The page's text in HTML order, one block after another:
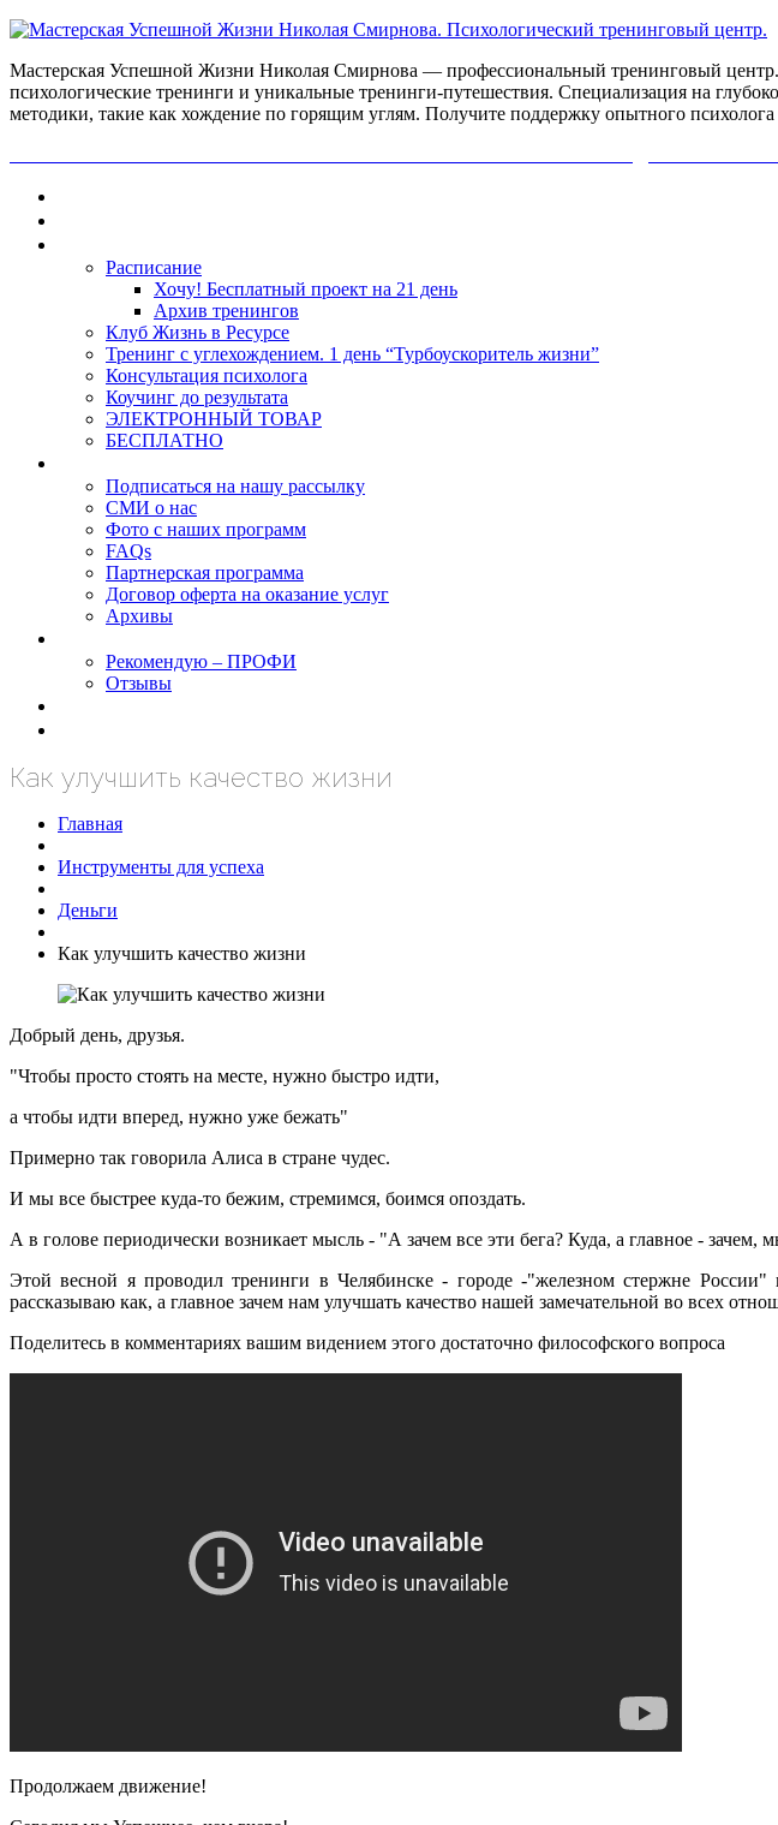
Мастерская Успешной Жизни Николая Смирнова — профессиональный тренинговый
психологические тренинги и уникальные тренинги-путешествия. Специализация на
методики, такие как хождение по горящим углям. Получите поддержку опытного
Расписание
Хочу! Бесплатный проект на 21 день
Архив тренингов
Клуб Жизнь в Ресурсе
Тренинг с углехождением. 1 день “Турбоускоритель жизни”
Консультация психолога
Коучинг до результата
ЭЛЕКТРОННЫЙ ТОВАР
БЕСПЛАТНО
Подписаться на нашу рассылку
СМИ о нас
Фото с наших программ
FAQs
Партнерская программа
Договор оферта на оказание услуг
Архивы
Рекомендую – ПРОФИ
Отзывы
Как улучшить качество жизни
Главная
Инструменты для успеха
Деньги
Как улучшить качество жизни
Добрый день, друзья.
"Чтобы просто стоять на месте, нужно быстро идти,
а чтобы идти вперед, нужно уже бежать"
Примерно так говорила Алиса в стране чудес.
И мы все быстрее куда-то бежим, стремимся, боимся опоздать.
А в голове периодически возникает мысль - "А зачем все эти бега? Куда, а главное - зачем,
Этой весной я проводил тренинги в Челябинске - городе -"железном стержне
рассказываю как, а главное зачем нам улучшать качество нашей замечательной во всех
Поделитесь в комментариях вашим видением этого достаточно философского вопроса
Продолжаем движение!